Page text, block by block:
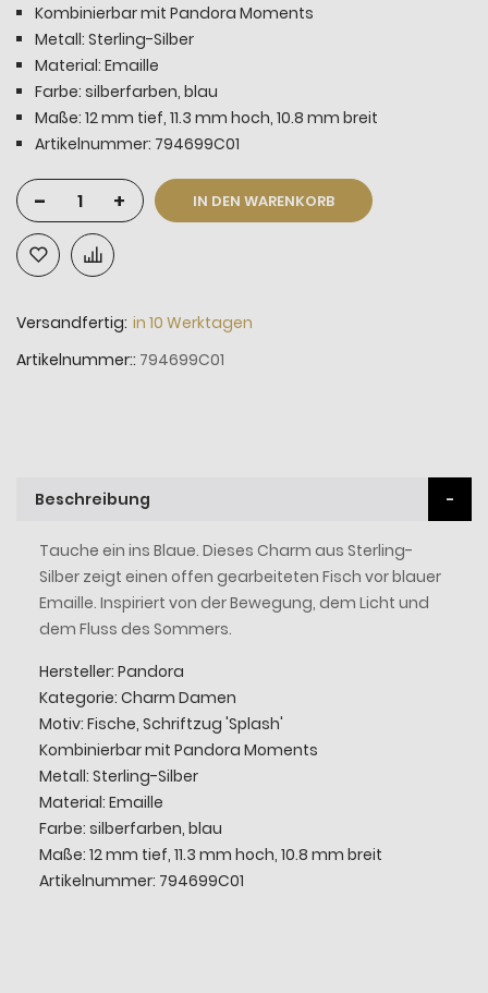
Kombinierbar mit Pandora Moments
Metall: Sterling-Silber
Material: Emaille
Farbe: silberfarben, blau
Maße: 12 mm tief, 11.3 mm hoch, 10.8 mm breit
Artikelnummer: 794699C01
- + IN DEN WARENKORB
Versandfertig: in 10 Werktagen
Artikelnummer: 794699C01
Beschreibung
Tauche ein ins Blaue. Dieses Charm aus Sterling-
Silber zeigt einen offen gearbeiteten Fisch vor blauer
Emaille. Inspiriert von der Bewegung, dem Licht und
dem Fluss des Sommers.
Hersteller: Pandora
Kategorie: Charm Damen
Motiv: Fische, Schriftzug 'Splash'
Kombinierbar mit Pandora Moments
Metall: Sterling-Silber
Material: Emaille
Farbe: silberfarben, blau
Maße: 12 mm tief, 11.3 mm hoch, 10.8 mm breit
Artikelnummer: 794699C01